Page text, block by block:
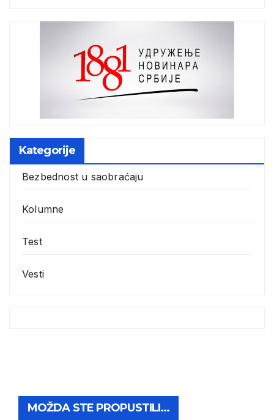
Kategorije
Bezbednost u saobraćaju
Kolumne
Test
Vesti
MOŽDA STE PROPUSTILI...